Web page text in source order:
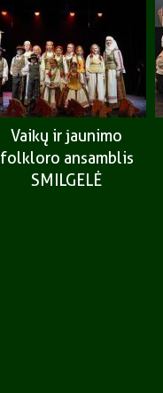
Vaikų ir jaunimo
folkloro ansamblis
SMILGELĖ